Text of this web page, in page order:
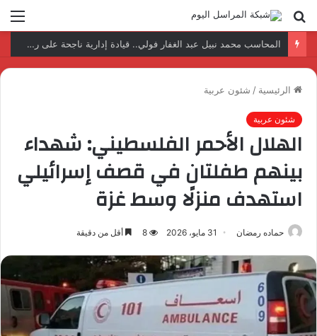
بحث
عن
المحاسب محمد نبيل عبد الغفار فولي.. قيادة إدارية ناجحة على رأس فرع إيرادات طامية
الرئيسية / شئون عربية
شئون عربية
الهلال الأحمر الفلسطيني: شهداء
بينهم طفلتان في قصف إسرائيلي
استهدف منزلًا وسط غزة
حماده رمضان 31 مايو، 2026 8 أقل من دقيقة